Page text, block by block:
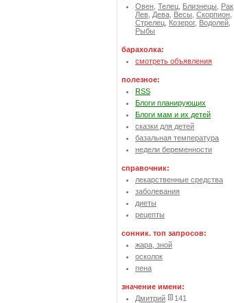
Овен Телец Близнецы Рак
Лев Дева Весы Скорпион
Стрелец Козерог, Водолей
Рыбы
барахолка:
смотреть объявления
полезное:
RSS
Блоги планирующих
Блоги мам и их детей
сказки для детей
базальная температура
недели беременности
справочник:
лекарственные средства
заболевания
диеты
рецепты
сонник. топ запросов:
жара, зной
осколок
пена
значение имени:
Дмитрий
141